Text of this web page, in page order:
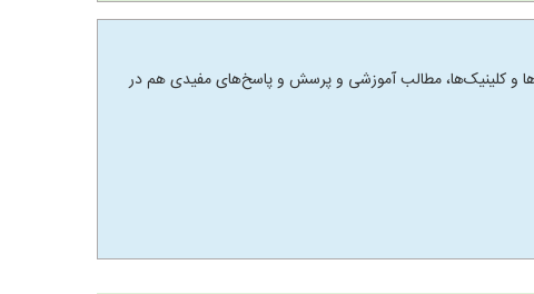
و کلینیک‌ها، مطالب آموزشی و پرسش و پاسخ‌های مفیدی هم در